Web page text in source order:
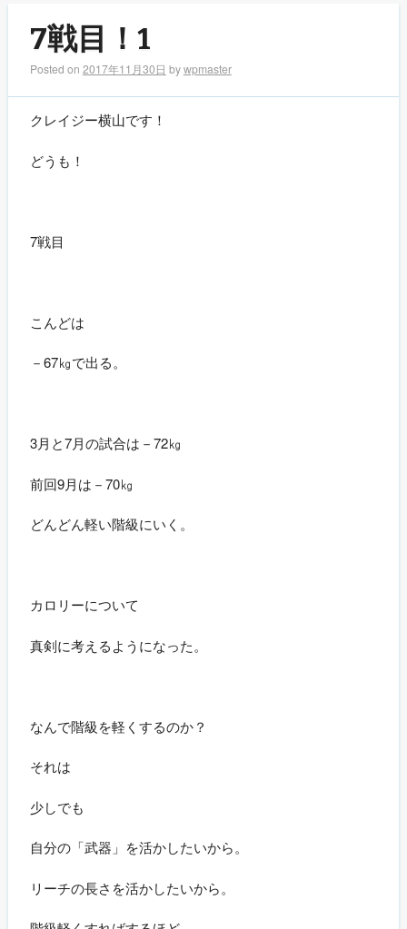
7戦目！1
Posted on 2017年11月30日 bywpmaster
クレイジー横山です！
どうも！
7戦目
こんどは
－67㎏で出る。
3月と7月の試合は－72㎏
前回9月は－70㎏
どんどん軽い階級にいく。
カロリーについて
真剣に考えるようになった。
なんで階級を軽くするのか？
それは
少しでも
自分の「武器」を活かしたいから。
リーチの長さを活かしたいから。